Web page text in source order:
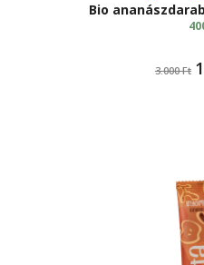
Bio
3.000Ft